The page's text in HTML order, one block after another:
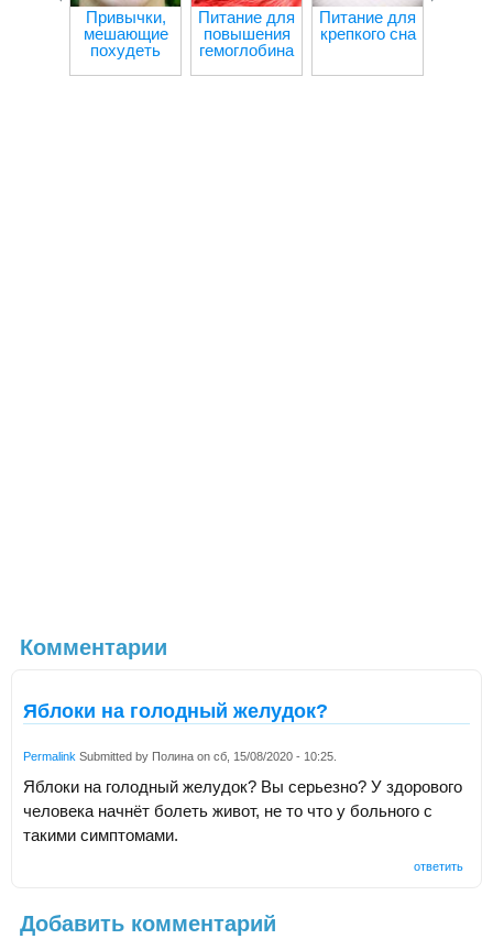
Привычки,
мешающие
похудеть
Питание для
повышения
гемоглобина
Питание для
крепкого сна
Комментарии
Яблоки на голодный желудок?
Permalink Submitted by Полина on сб, 15/08/2020 - 10:25
Яблоки на голодный желудок? Вы серьезно? У здорового
человека начнёт болеть живот, не то что у больного с
такими симптомами.
ответить
Добавить комментарий